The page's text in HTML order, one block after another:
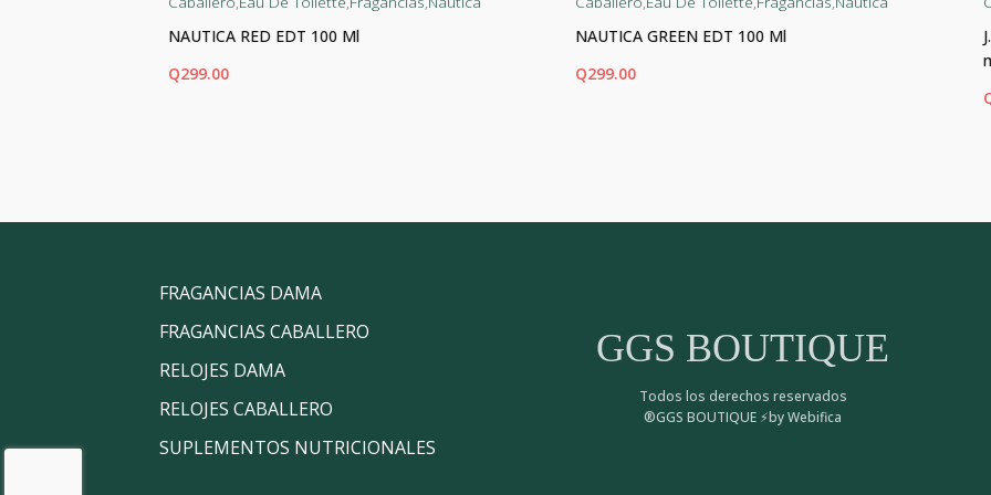
NAUTICA RED EDT 100 Ml
Q299.00
NAUTICA GREEN EDT 100 Ml
Q299.00
FRAGANCIAS DAMA
FRAGANCIAS CABALLERO
RELOJES DAMA
RELOJES CABALLERO
SUPLEMENTOS NUTRICIONALES
GGS BOUTIQUE
Todos los derechos reservados
®GGS BOUTIQUE ⚡by Webifica